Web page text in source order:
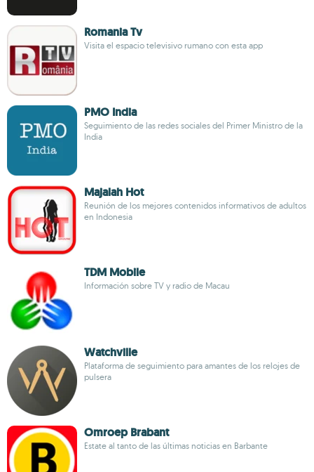
Romania Tv
Visita el espacio televisivo rumano con esta app
PMO India
Seguimiento de las redes sociales del Primer Ministro de la
India
Majalah Hot
Reunión de los mejores contenidos informativos de adultos
en Indonesia
TDM Mobile
Información sobre TV y radio de Macau
Watchville
Plataforma de seguimiento para amantes de los relojes de
pulsera
Omroep Brabant
Estate al tanto de las últimas noticias en Barbante